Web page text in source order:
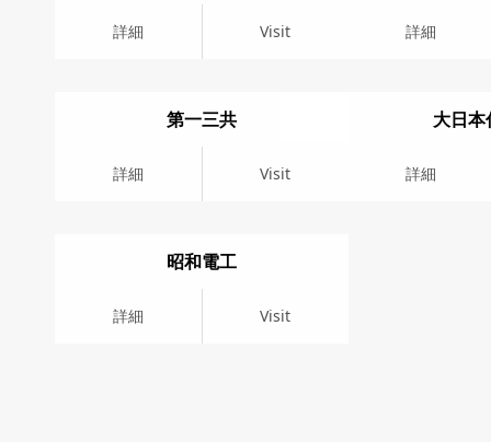
Visit
詳細 Visit
Visit
詳細
第一三共
Visit
詳細 Visit
大日
Visit
詳細
昭和電工
Visit
詳細 Visit